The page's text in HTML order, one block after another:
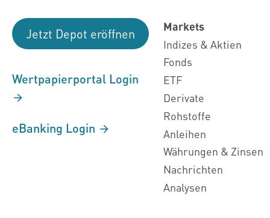
Jetzt Depot eröffnen
Wertpapierportal Login
eBanking Login
Markets
Indizes & Aktien
Fonds
ETF
Derivate
Rohstoffe
Anleihen
Währungen & Zinsen
Nachrichten
Analysen